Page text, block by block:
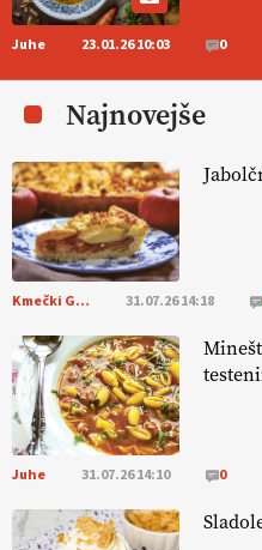
varnost,
okolje in kakovost
https://t.co/K0USFPJ5fJ @EUAgri
https://t.co/vcHhoOixHy
[EKOloško = LOGIČNO
ampak tudi način njene pridelave
@EUAgri #imcap #cap #blog
[EKOloško = LOGIČNO
prilagojene sorte
so temelj
https://t.co/OQSsax7l8V
https://t.co/PAL0zlhVia
Juhe 23.01.26 10:03 0
Najnovejše
Kmečki Glas 31.07.26 14:18
Juhe 31.07.26 14:10 0